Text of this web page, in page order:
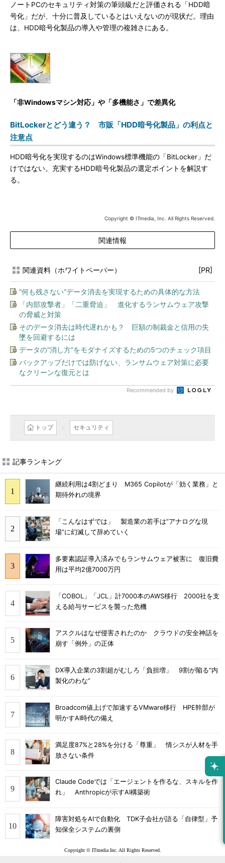
ノートPCのセキュリティ対策の筆頭級だと評価される「HDD暗
号化」だが、十分に普及しているとはいえないのが現状だ。理由
は、HDD暗号化製品の導入や管理の複雑さにある。
「非Windowsマシン対応」や「多機能さ」で差異化
BitLockerとどう違う？ 市販「HDD暗号化製品」の利点と
注意点
HDD暗号化を実現するのはWindows標準機能の「BitLocker」だ
けではない。充実するHDD暗号化製品の選定ポイントを解説す
る。
Copyright © ITmedia, Inc. All Rights Reserved.
関連情報
関連資料（ホワイトペーパー） [PR]
“何も残さない”データ消去を実現するための具体的な方法
「内部攻撃者」「二重脅迫」 進化するランサムウェア攻撃
の脅威と対策
そのデータ消去は時代遅れかも？ 巨額の制裁金と信用の失
墜を回避するには
データの“消し方”をモダナイズするための5つのチェック項目
バックアップだけでは防げない、ランサムウェア対策に必要
なクリーンな復元とは
Recommended by
トップ セキュリティ
記事ランキング
継続利用は4割どまり M365 Copilotが「効く業務」と
期待外れの境界
「こんなはずでは」 製造業の若手は“アナログな現
場”に幻滅して辞めていく
多要素認証導入済みでもランサムウェア被害に 復旧費
用は平均2億7000万円
「COBOL」「JCL」計7000本のAWS移行 2000社を支
える給与サービスを襲った危機
アスクルはなぜ侵害されたのか クラウドの安全神話を
崩す「例外」の正体
DX導入企業の3割超がむしろ「負担増」 9割が陥る“内
製化のわな”
Broadcom値上げで加速するVMware移行 HPE幹部が
明かすAI時代の備え
満足度87%と28%を分ける「尊重」 情シスが人材を手
放さない条件
Claude Codeでは「エージェントを作るな、スキルを作
れ」 Anthropicが示すAI構築術
障害対処をAIで自動化 TDK子会社が語る「自律型」予
知保全システムの裏側
Copyright © ITmedia Inc. All Rights Reserved.